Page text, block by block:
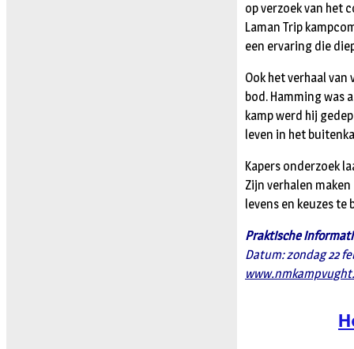
op verzoek van het
Laman Trip
een ervaring die
Ook het verhaal van
bod. Hamming was
kamp werd hij
leven in het
Kapers onderzoek
Zijn verhalen
levens en keuzes te
Praktische
Datum: zondag 22